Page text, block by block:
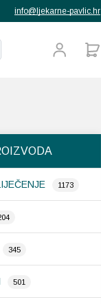
info@ljekarne-pavlic.hr
1173
345
501